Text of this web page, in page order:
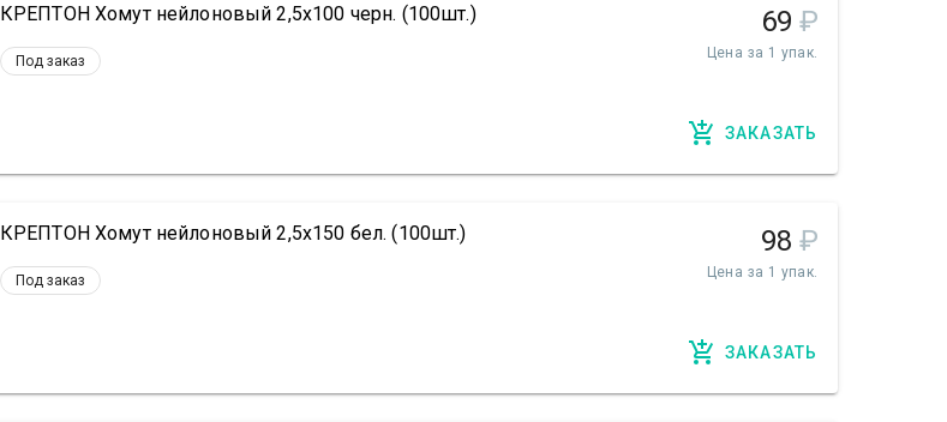
КРЕПТОН Хомут нейлоновый 2,5х100 черн. (100шт.)
Под заказ
69 ₽
Цена за 1 упак.
ЗАКАЗАТЬ
КРЕПТОН Хомут нейлоновый 2,5х150 бел. (100шт.)
Под заказ
98 ₽
Цена за 1 упак.
ЗАКАЗАТЬ